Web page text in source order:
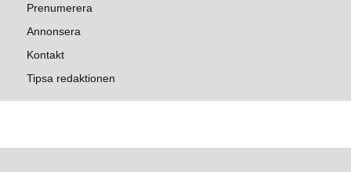
Prenumerera
Annonsera
Kontakt
Tipsa redaktionen